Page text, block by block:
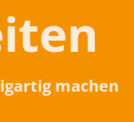
machen